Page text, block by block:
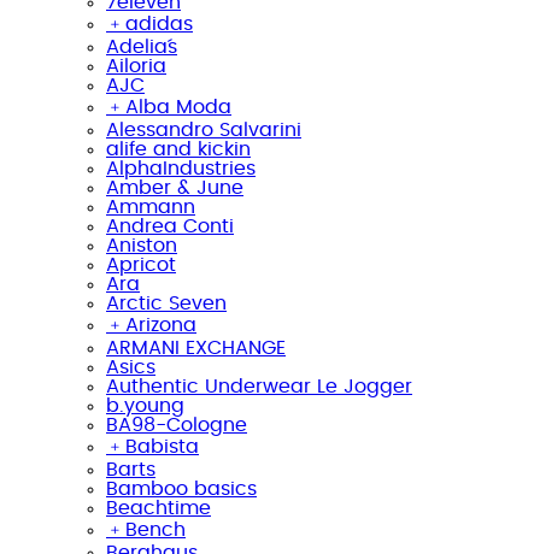
﹢ adidas
Adelia´s
Ailoria
AJC
﹢ Alba Moda
Alessandro Salvarini
alife and kickin
AlphaIndustries
Amber & June
Ammann
Andrea Conti
Aniston
Apricot
Ara
Arctic Seven
﹢ Arizona
ARMANI EXCHANGE
Asics
Authentic Underwear Le Jogger
b.young
BA98-Cologne
﹢ Babista
Barts
Bamboo basics
Beachtime
﹢ Bench